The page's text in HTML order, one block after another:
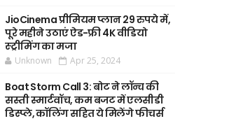
JioCinema प्रीमियम प्लान 29 रुपये में,
पूरे महीने उठाएं ऐड-फ्री 4K वीडियो
स्ट्रीमिंग का मजा
Unknown Apr 25, 2024
Boat Storm Call 3: बोट ने लॉन्च की
सस्ती स्मार्टवॉच, कम बजट में एलसीडी
डिस्प्ले, कॉलिंग सहित ये मिलेंगे फीचर्स